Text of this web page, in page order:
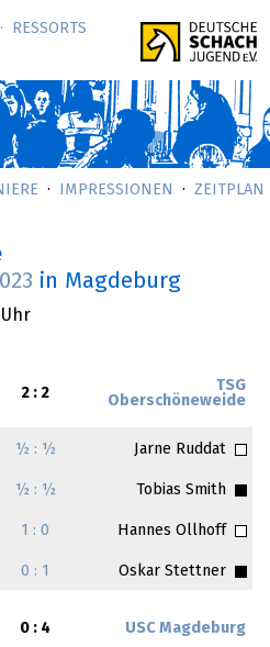
RESSORTS
IMPRESSIONEN ZEITPLAN
in Magdeburg
2 : 2
TSG
Oberschöneweide
½ : ½ Jarne Ruddat
½ : ½ Tobias Smith
1 : 0 Hannes Ollhoff
0 : 1 Oskar Stettner
0 : 4 USC Magdeburg